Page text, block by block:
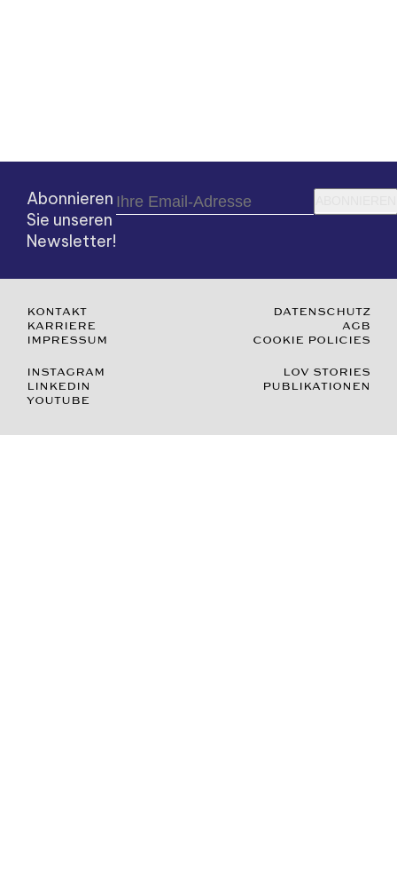
Abonnieren
Sie unseren
Newsletter!
KONTAKT
KARRIERE
IMPRESSUM
DATENSCHUTZ
AGB
COOKIE POLICIES
INSTAGRAM
LINKEDIN
YOUTUBE
LOV STORIES
PUBLIKATIONEN